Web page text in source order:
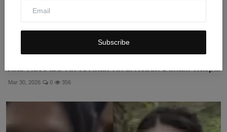
Subscribe
Mar 30, 2026 0 356